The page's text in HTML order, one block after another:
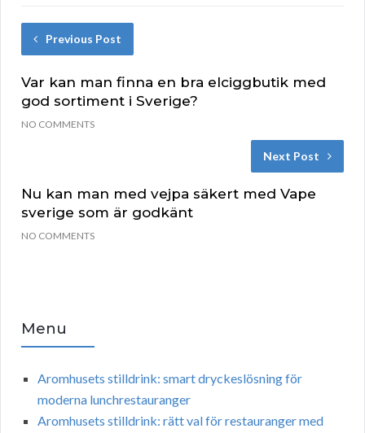
Previous Post
Var kan man finna en bra elciggbutik med
god sortiment i Sverige?
NO COMMENTS
Next Post
Nu kan man med vejpa säkert med Vape
sverige som är godkänt
NO COMMENTS
Menu
Aromhusets stilldrink: smart dryckeslösning för
moderna lunchrestauranger
Aromhusets stilldrink: rätt val för restauranger med